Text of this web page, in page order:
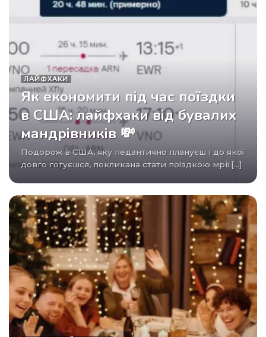
ЛАЙФХАКИ
Як економити під час поїздки
в США: лайфхаки від бувалих
мандрівників 💸
Подорож в США, яку педантично плануєш і до якої
довго готуєшся, покликана стати поїздкою мрії.[...]